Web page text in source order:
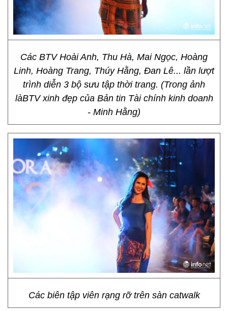
Các BTV Hoài Anh, Thu Hà, Mai Ngọc, Hoàng
Linh, Hoàng Trang, Thúy Hằng, Đan Lê... lần lượt
trình diễn 3 bộ sưu tập thời trang. (Trong ảnh
làBTV xinh đẹp của Bản tin Tài chính kinh doanh
- Minh Hằng)
Các biên tập viên rạng rỡ trên sàn catwalk